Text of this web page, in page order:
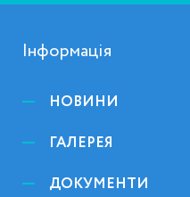
Інформація
НОВИНИ
ГАЛЕРЕЯ
ДОКУМЕНТИ